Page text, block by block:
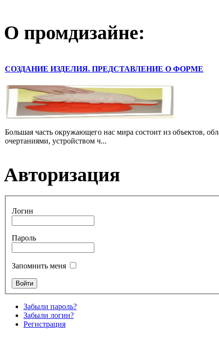
О промдизайне:
СОЗДАНИЕ ИЗДЕЛИЯ. ПРЕДСТАВЛЕНИЕ О ФОРМЕ
Большая часть окружающего нас мира состоит из объектов,
очертаниями, устройством ч...
Авторизация
Логин
Пароль
Запомнить меня
Забыли пароль?
Забыли логин?
Регистрация